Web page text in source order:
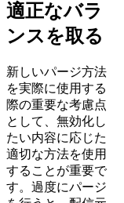
適正なバラ
ンスを取る
新しいパージ方法
を実際に使用する
際の重要な考慮点
として、無効化し
たい内容に応じた
適切な方法を使用
することが重要で
す。過度にパージ